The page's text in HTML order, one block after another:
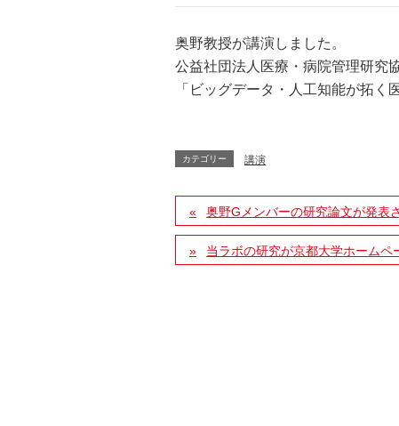
奥野教授が講演しました。
公益社団法人医療・病院管理研究
「ビッグデータ・人工知能が拓く
カテゴリー 講演
奥野Gメンバーの研究論文が発表
当ラボの研究が京都大学ホームペ